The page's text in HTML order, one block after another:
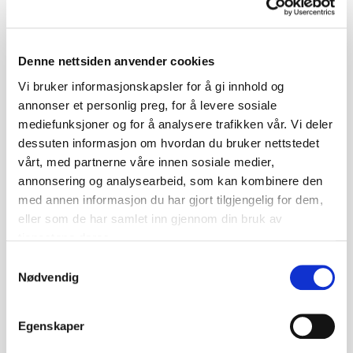
Denne nettsiden anvender cookies
Vi bruker informasjonskapsler for å gi innhold og
annonser et personlig preg, for å levere sosiale
mediefunksjoner og for å analysere trafikken vår. Vi deler
dessuten informasjon om hvordan du bruker nettstedet
vårt, med partnerne våre innen sosiale medier,
annonsering og analysearbeid, som kan kombinere den
med annen informasjon du har gjort tilgjengelig for dem,
eller som de har samlet inn gjennom din bruk av
Nødvendig
Egenskaper
under oversettelse til over 25 språk. Boken er sterk og
rystende, samtidig som den er håpefull. Jeg anbefaler
denne forfatteren.
Fleire boktips